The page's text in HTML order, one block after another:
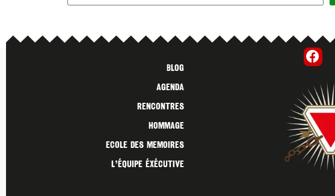
Blog
Agenda
Rencontres
Hommage
Ecole des Memoires
L’ÉQUIPE ÉXÉCUTIVE